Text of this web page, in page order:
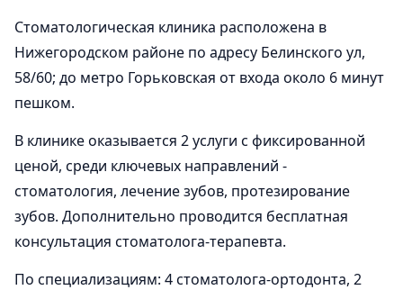
Стоматологическая клиника расположена в
Нижегородском районе по адресу Белинского ул,
58/60; до метро Горьковская от входа около 6 минут
пешком.
В клинике оказывается 2 услуги с фиксированной
ценой, среди ключевых направлений -
стоматология, лечение зубов, протезирование
зубов. Дополнительно проводится бесплатная
консультация стоматолога-терапевта.
По специализациям: 4 стоматолога-ортодонта, 2